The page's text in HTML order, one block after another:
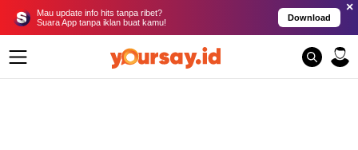
Mau update info hits tanpa ribet?
Suara App tanpa iklan buat kamu!
Download
×